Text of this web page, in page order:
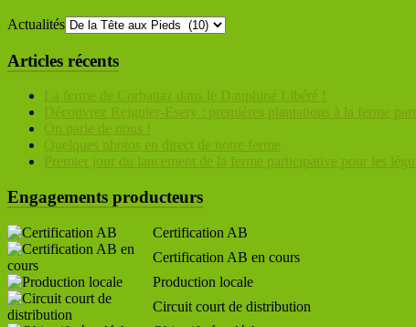
Actualités
Articles récents
La ferme de Corbattaz dans le Dauphiné Libéré !
Découvrez Reignier-Esery : premières plantations à la ferme
On parle de nous !
Quelques photos en direct de notre ferme
Premier jour du lancement de la ferme participative pour les
Engagements producteurs
Certification AB
Certification AB en cours
Production locale
Circuit court de distribution